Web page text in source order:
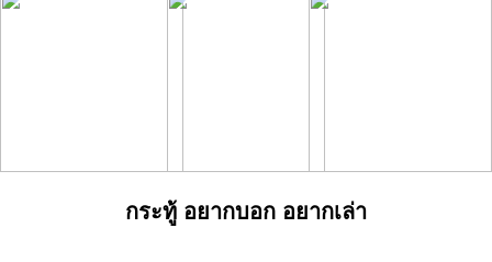
กระทู้ อยากบอก อยากเล่า